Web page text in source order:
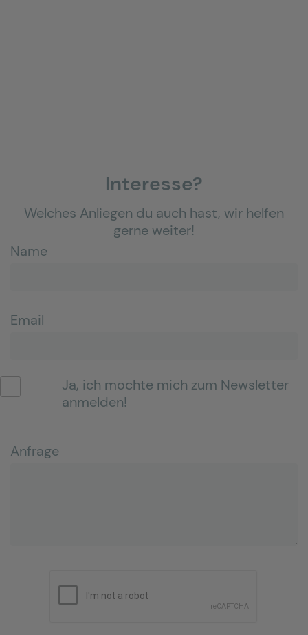
Interesse?
Welches Anliegen du auch hast, wir helfen
gerne weiter!
Name
Email
Ja, ich möchte mich zum Newsletter
anmelden!
Anfrage